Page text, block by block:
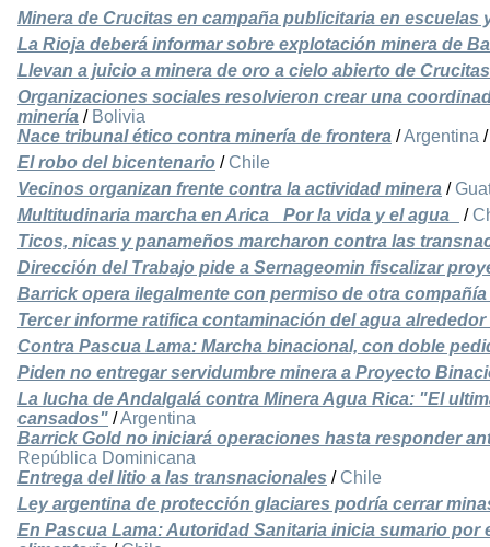
Minera de Crucitas en campaña publicitaria en escuelas
La Rioja deberá informar sobre explotación minera de
Llevan a juicio a minera de oro a cielo abierto de Crucitas
Organizaciones sociales resolvieron crear una
minería / Bolivia
Nace tribunal ético contra minería de frontera /Argentina
El robo del bicentenario / Chile
Vecinos organizan frente contra la actividad minera /
Multitudinaria marcha en Arica _Por la vida y el agua_
/
Ticos, nicas y panameños marcharon contra las
Dirección del Trabajo pide a Sernageomin fiscalizar
Barrick opera ilegalmente con permiso de otra
Tercer informe ratifica contaminación del agua alrededor
Contra Pascua Lama: Marcha binacional, con doble
Piden no entregar servidumbre minera a Proyecto
La lucha de Andalgalá contra Minera Agua Rica: "El
cansados" /Argentina
Barrick Gold no iniciará operaciones hasta responder
República Dominicana
Entrega del litio a las transnacionales / Chile
Ley argentina de protección glaciares podría cerrar
En Pascua Lama: Autoridad Sanitaria inicia sumario por